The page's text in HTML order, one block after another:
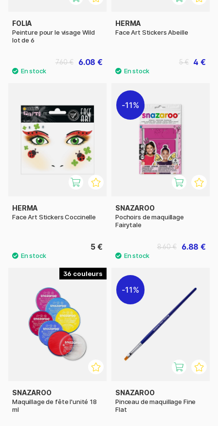
FOLIA
Peinture pour le visage Wild
lot de 6
6.08 €
7.60 €
HERMA
Face Art Stickers Abeille
4 €
5 €
HERMA
Face Art Stickers Coccinelle
5 €
11%
SNAZAROO
Pochoirs de maquillage
Fairytale
6.88 €
8.60 €
36
SNAZAROO
Maquillage de fête l'unité 18
ml
11%
SNAZAROO
Pinceau de maquillage Fine
Flat